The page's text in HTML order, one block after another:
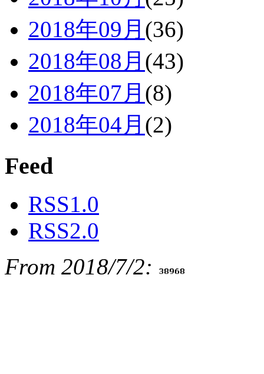
2018年09月 (36)
2018年08月 (43)
2018年07月 (8)
2018年04月 (2)
Feed
RSS1.0
RSS2.0
From 2018/7/2: